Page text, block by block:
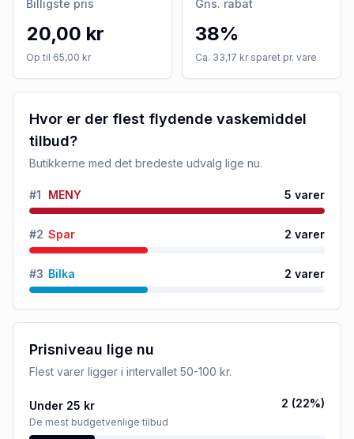
Billigste pris
20,00 kr
Op til 65,00 kr
Gns. rabat
38%
Ca. 33,17 kr sparet pr. vare
Hvor er der flest flydende vaskemiddel
tilbud?
Butikkerne med det bredeste udvalg lige nu.
#1 MENY 5 varer
#2 Spar 2 varer
#3 Bilka 2 varer
Prisniveau lige nu
Flest varer ligger i intervallet 50-100 kr.
Under 25 kr
De mest budgetvenlige tilbud
2 (22%)